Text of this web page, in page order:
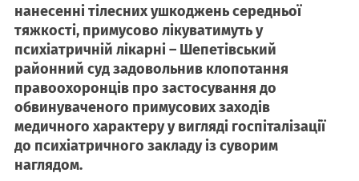
нанесенні тілесних ушкоджень середньої
тяжкості, примусово лікуватимуть у
психіатричній лікарні – Шепетівський
районний суд задовольнив клопотання
правоохоронців про застосування до
обвинуваченого примусових заходів
медичного характеру у вигляді госпіталізації
до психіатричного закладу із суворим
наглядом.